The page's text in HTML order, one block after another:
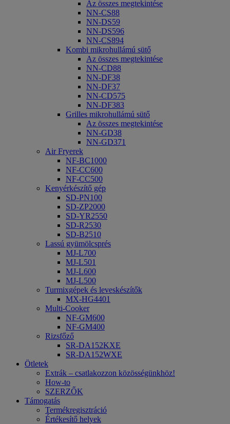
Az összes megtekintése
NN-CS88
NN-DS59
NN-DS596
NN-CS894
Kombi mikrohullámú sütő
Az összes megtekintése
NN-CD88
NN-DF38
NN-DF37
NN-CD575
NN-DF383
Grilles mikrohullámú sütő
Az összes megtekintése
NN-GD38
NN-GD371
Air Fryerek
NF-BC1000
NF-CC600
NF-CC500
Kenyérkészítő gép
SD-PN100
SD-ZP2000
SD-YR2550
SD-R2530
SD-B2510
Lassú gyümölcsprés
MJ-L700
MJ-L501
MJ-L600
MJ-L500
Turmixgépek és leveskészítők
MX-HG4401
Multi-Cooker
NF-GM600
NF-GM400
Rizsfőző
SR-DA152KXE
SR-DA152WXE
Ötletek
Extrák – csatlakozzon közösségünkhöz!
How-to
SZERZŐK
Támogatás
Termékregisztráció
Értékesítő helyek